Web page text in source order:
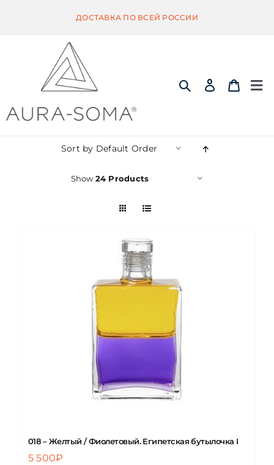
ДОСТАВКА ПО ВСЕЙ РОССИИ
ЭКВИЛИБРИУМ
ЦВЕТОВАЯ ЭССЕНЦИЯ
ПОЛНЫЕ КОМПЛЕКТЫ
Sort by Default Order
Show24 Products
018 – Желтый / Фиолетовый. Египетская бутылочка I
5 500₽